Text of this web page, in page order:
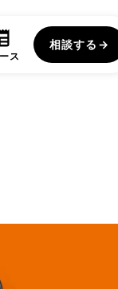
ス
相談する →